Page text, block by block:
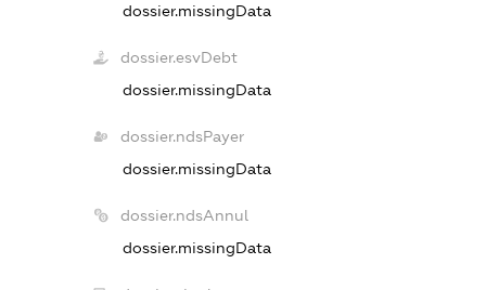
dossier.missingData
dossier.esvDebt
dossier.missingData
dossier.ndsPayer
dossier.missingData
dossier.ndsAnnul
dossier.missingData